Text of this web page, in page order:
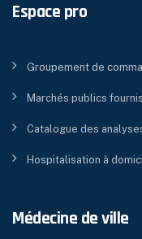
Espace pro
Groupement de
Marchés publics
Catalogue des
Hospitalisation à
Médecine de ville